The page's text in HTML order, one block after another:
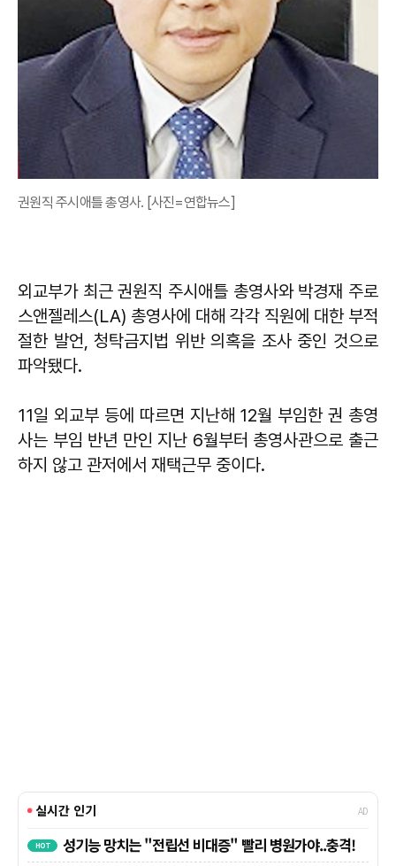
권원직 주시애틀 총영사. [사진=연합뉴스]
외교부가 최근 권원직 주시애틀 총영사와 박경재 주로
스앤젤레스(LA) 총영사에 대해 각각 직원에 대한 부적
절한 발언, 청탁금지법 위반 의혹을 조사 중인 것으로
파악됐다.
11일 외교부 등에 따르면 지난해 12월 부임한 권 총영
사는 부임 반년 만인 지난 6월부터 총영사관으로 출근
하지 않고 관저에서 재택근무 중이다.